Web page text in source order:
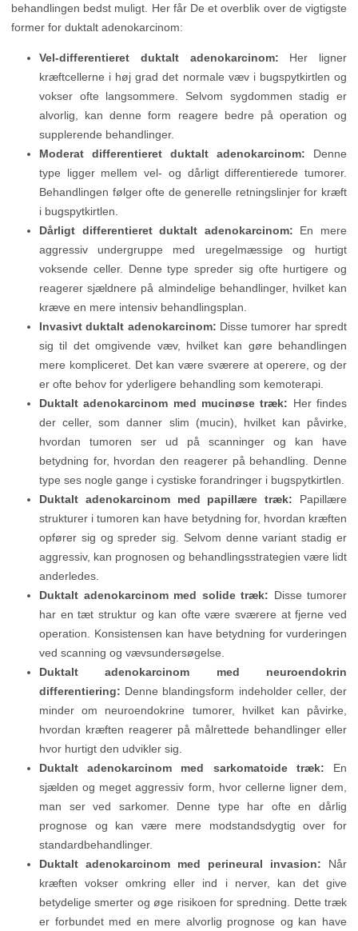
behandlingen bedst muligt. Her får De et overblik over de vigtigste
former for duktalt adenokarcinom:
Vel-differentieret duktalt adenokarcinom: Her ligner
kræftcellerne i høj grad det normale væv i bugspytkirtlen og
vokser ofte langsommere. Selvom sygdommen stadig er
alvorlig, kan denne form reagere bedre på operation og
supplerende behandlinger.
Moderat differentieret duktalt adenokarcinom: Denne
type ligger mellem vel- og dårligt differentierede tumorer.
Behandlingen følger ofte de generelle retningslinjer for kræft
i bugspytkirtlen.
Dårligt differentieret duktalt adenokarcinom: En mere
aggressiv undergruppe med uregelmæssige og hurtigt
voksende celler. Denne type spreder sig ofte hurtigere og
reagerer sjældnere på almindelige behandlinger, hvilket kan
kræve en mere intensiv behandlingsplan.
Invasivt duktalt adenokarcinom: Disse tumorer har spredt
sig til det omgivende væv, hvilket kan gøre behandlingen
mere kompliceret. Det kan være sværere at operere, og der
er ofte behov for yderligere behandling som kemoterapi.
Duktalt adenokarcinom med mucinøse træk: Her findes
der celler, som danner slim (mucin), hvilket kan påvirke,
hvordan tumoren ser ud på scanninger og kan have
betydning for, hvordan den reagerer på behandling. Denne
type ses nogle gange i cystiske forandringer i bugspytkirtlen.
Duktalt adenokarcinom med papillære træk: Papillære
strukturer i tumoren kan have betydning for, hvordan kræften
opfører sig og spreder sig. Selvom denne variant stadig er
aggressiv, kan prognosen og behandlingsstrategien være lidt
anderledes.
Duktalt adenokarcinom med solide træk: Disse tumorer
har en tæt struktur og kan ofte være sværere at fjerne ved
operation. Konsistensen kan have betydning for vurderingen
ved scanning og vævsundersøgelse.
Duktalt adenokarcinom med neuroendokrin
differentiering: Denne blandingsform indeholder celler, der
minder om neuroendokrine tumorer, hvilket kan påvirke,
hvordan kræften reagerer på målrettede behandlinger eller
hvor hurtigt den udvikler sig.
Duktalt adenokarcinom med sarkomatoide træk: En
sjælden og meget aggressiv form, hvor cellerne ligner dem,
man ser ved sarkomer. Denne type har ofte en dårlig
prognose og kan være mere modstandsdygtig over for
standardbehandlinger.
Duktalt adenokarcinom med perineural invasion: Når
kræften vokser omkring eller ind i nerver, kan det give
betydelige smerter og øge risikoen for spredning. Dette træk
er forbundet med en mere alvorlig prognose og kan have